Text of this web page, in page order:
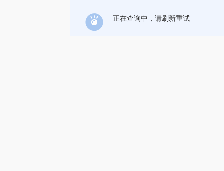
正在查询中，请刷新重试